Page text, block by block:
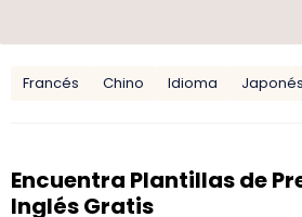
Francés Chino Idioma Japonés
Encuentra Plantillas de
Inglés Gratis